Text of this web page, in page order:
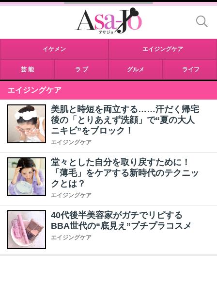
イケメン エイジングケア
芸 能 ラ ブ グルメ ライフ
エイジングケア
美肌と時短を両立する……汗だく帰宅
後の「とりあえず洗顔」で“夏の大人
ニキビ”をブロック！
エイジングケア
堂々とした自分を取り戻すために！
「薄毛」をケアする新時代のテクニッ
クとは？
エイジングケア
40代後半美容家がガチでリピする
BBA世代の“底見え”プチプラコスメ
エイジングケア